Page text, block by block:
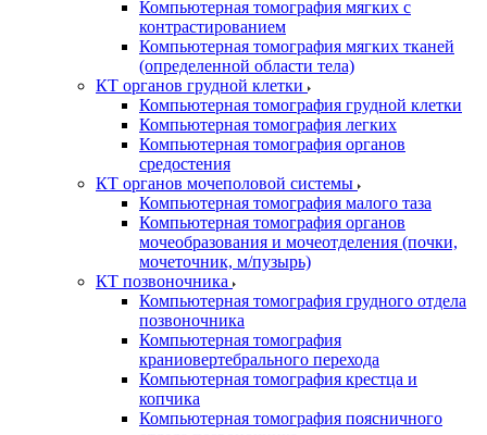
Компьютерная томография мягких с
контрастированием
Компьютерная томография мягких тканей
(определенной области тела)
КТ органов грудной клетки
Компьютерная томография грудной клетки
Компьютерная томография легких
Компьютерная томография органов
средостения
КТ органов мочеполовой системы
Компьютерная томография малого таза
Компьютерная томография органов
мочеобразования и мочеотделения (почки,
мочеточник, м/пузырь)
КТ позвоночника
Компьютерная томография грудного отдела
позвоночника
Компьютерная томография
краниовертебрального перехода
Компьютерная томография крестца и
копчика
Компьютерная томография поясничного